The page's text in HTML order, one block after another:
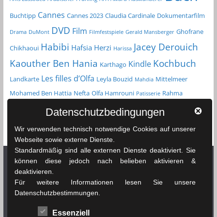
Buchtipp Cannes Cannes 2023 Claudia Cardinale Dokumentarfilm
Drama DuMont DVD Film Filmfestspiele Gerald Mansberger Ghofrane
Chikhaoui Habibi Hafsia Herzi Harissa Jacey Derouich
Kaouther Ben Hania Karthago Kindle Kochbuch
Landkarte Les filles d’Olfa Leyla Bouzid Mahdia Mittelmeer
Mohamed Ben Hattia Nefta Olfa Hamrouni Patisserie Rahma
Reiseführer Roman Sfax Spielfilm
sprachenlernen24.de Straßenkarte Taschenbuch Tozeur Tunesien
Tunis
Netzwerk Tunesienexplorer
News & Infos Tunesien - tunesienexplorer.de
Datenschutzbedingungen
Wir verwenden technisch notwendige Cookies auf unserer
Webseite sowie externe Dienste.
Standardmäßig sind alle externen Dienste deaktiviert. Sie
können diese jedoch nach belieben aktivieren &
deaktivieren.
Für weitere Informationen lesen Sie unsere
Datenschutzbestimmungen.
Essenziell